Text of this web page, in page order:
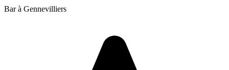
Bar à Gennevilliers